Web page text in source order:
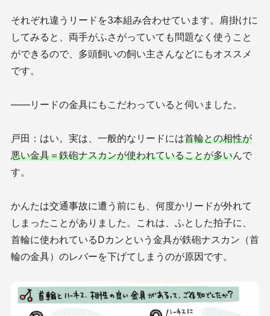
それぞれ違うリードを3本組み合わせています。肩掛けに
してみると、両手がふさがっていても問題なく使うこと
ができるので、多頭飼いの飼い主さんなどにもオススメ
です。
——リードの金具にもこだわっていると伺いました。
戸田：はい。実は、一般的なリードには首輪との相性が
悪い金具＝鉄砲ナスカンが使われていることが多いんで
す。
かんたは交通事故に遭う前にも、何度かリードが外れて
しまったことがありました。これは、ふとした拍子に、
首輪に使われているDカンという金具が鉄砲ナスカン（首
輪の金具）のレバーを下げてしまうのが原因です。